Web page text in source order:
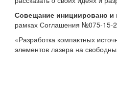
Совещание инициировано и
рамках Соглашения №075-15-
«Разработка компактных
элементов лазера на